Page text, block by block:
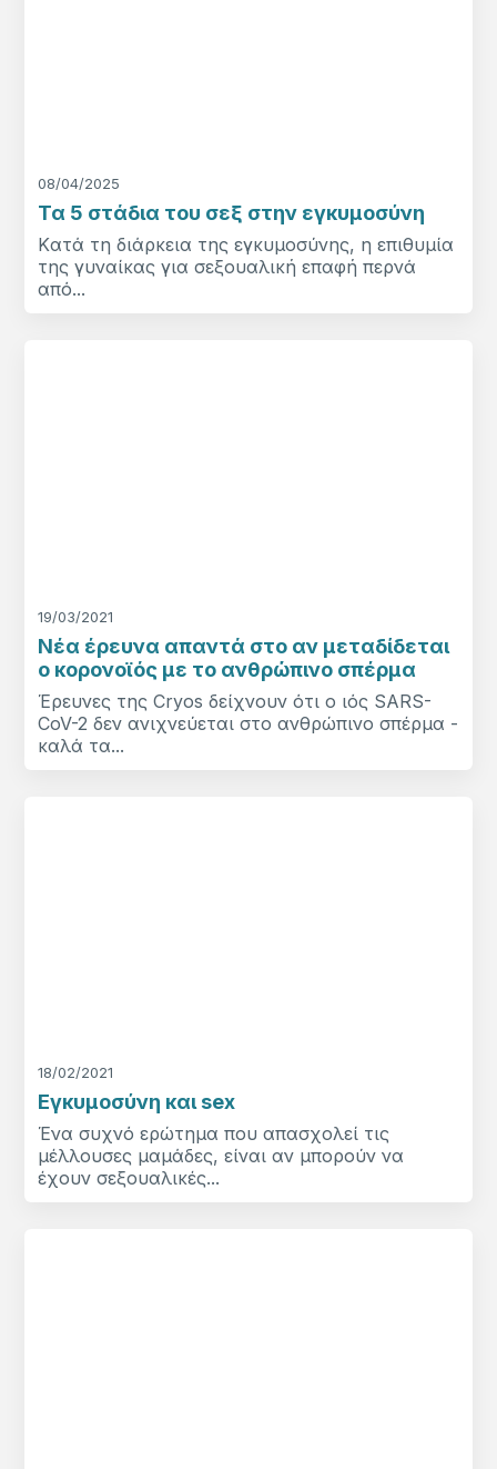
08/04/2025
Τα 5 στάδια του σεξ στην εγκυμοσύνη
Kατά τη διάρκεια της εγκυμοσύνης, η επιθυμία
της γυναίκας για σεξουαλική επαφή περνά
από...
19/03/2021
Νέα έρευνα απαντά στο αν μεταδίδεται
ο κορονοϊός με το ανθρώπινο σπέρμα
Έρευνες της Cryos δείχνουν ότι ο ιός SARS-
CoV-2 δεν ανιχνεύεται στο ανθρώπινο σπέρμα -
καλά τα...
18/02/2021
Εγκυμοσύνη και sex
Ένα συχνό ερώτημα που απασχολεί τις
μέλλουσες μαμάδες, είναι αν μπορούν να
έχουν σεξουαλικές...